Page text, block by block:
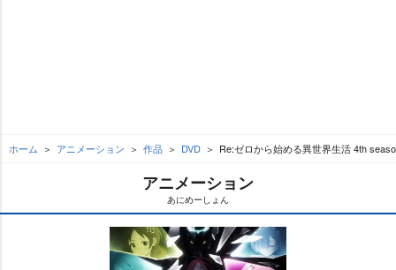
ホーム アニメーション 作品 DVD Re:ゼロから始める異世界生活 4th
アニメーション
あにめーしょん